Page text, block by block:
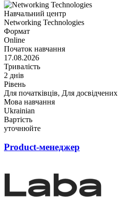
Навчальний центр
Networking Technologies
Формат
Online
Початок навчання
17.08.2026
Тривалість
2 днів
Рівень
Для початківців, Для досвідчених
Мова навчання
Ukrainian
Вартість
уточнюйте
Product-менеджер